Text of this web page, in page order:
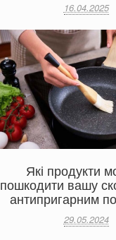
16.04.2025
Які продукти
пошкодити вашу
антипригарним
29.05.2024